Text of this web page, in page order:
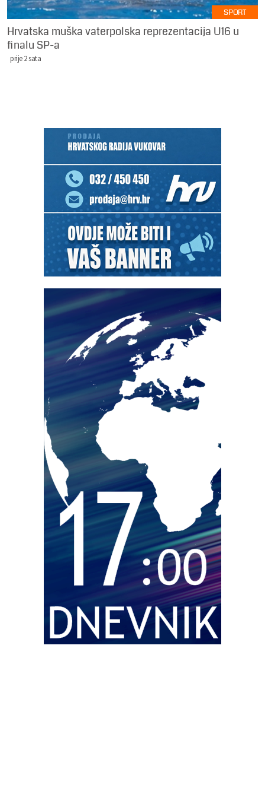
SPORT
Hrvatska muška vaterpolska reprezentacija U16 u
finalu SP-a
prije 2 sata